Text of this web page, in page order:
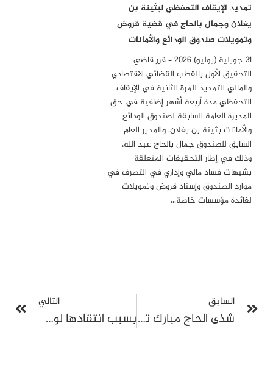
تمديد الإيقاف التحفظي لبثينة بن
يغلان وجمال بالحاج في قضية قروض
وتمويلات صندوق الودائع والأمانات
31 جويلية (يوليو) 2026 – قرر قاضي
التحقيق الأول بالقطب القضائي الاقتصادي
والمالي التمديد للمرة الثانية في الإيقاف
التحفظي مدة أربعة أشهر إضافية في حق
المديرة العامة السابقة لصندوق الودائع
والأمانات بثينة بن يغلان، والمدير العام
السابق للصندوق جمال بالحاج عبد الله،
وذلك في إطار التحقيقات المتعلقة
بشبهات فساد مالي وإداري في التصرف في
موارد الصندوق وإسناد قروض وتمويلات
لفائدة مؤسسات خاصة…
السابق
شذى الحاج مبارك تدخل إضرابًا مفتوحًا عن الطعام: غياب جلسة الاستئناف وعنف متكرر ضدها في السجن
التالي
بسبب انتقادها لوضعية السجون: المحكمة تقضي بحجز ملف الدهماني للنظر في طلبات الدفاع